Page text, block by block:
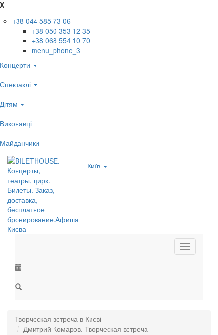
X
+38 044 585 73 06
+38 050 353 12 35
+38 068 554 10 70
menu_phone_3
Концерти
Спектаклі
Дітям
Виконавці
Майданчики
Київ
Toggle
navigation
Творческая встреча в Києві
Дмитрий Комаров. Творческая встреча